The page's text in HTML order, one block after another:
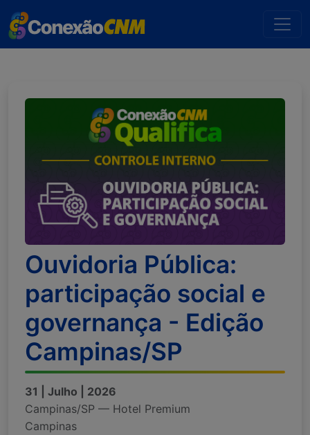
Ouvidoria Pública:
participação social e
governança - Edição
Campinas/SP
31 | Julho | 2026
Campinas/SP — Hotel Premium
Campinas